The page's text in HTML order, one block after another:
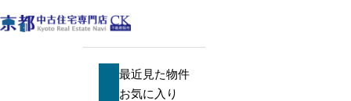
最近見た物件
お気に入り